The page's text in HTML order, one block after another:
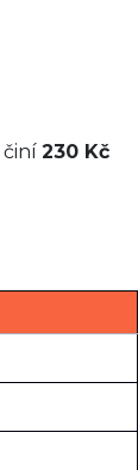
činí 230 Kč